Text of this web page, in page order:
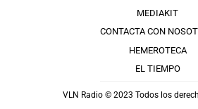
MEDIAKIT
CONTACTA CON
HEMEROTECA
EL TIEMPO
VLN Radio © 2023 Todos los